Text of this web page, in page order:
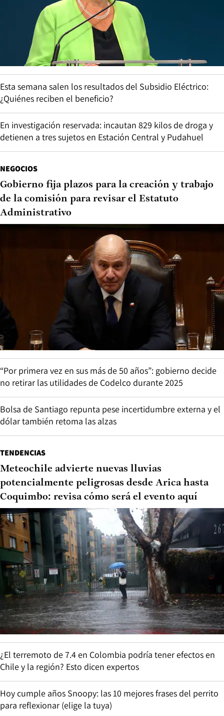
Esta semana salen los resultados del Subsidio Eléctrico:
¿Quiénes reciben el beneficio?
En investigación reservada: incautan 829 kilos de droga y
detienen a tres sujetos en Estación Central y Pudahuel
NEGOCIOS
Gobierno fija plazos para la creación y trabajo
de la comisión para revisar el Estatuto
Administrativo
“Por primera vez en sus más de 50 años”: gobierno decide
no retirar las utilidades de Codelco durante 2025
Bolsa de Santiago repunta pese incertidumbre externa y el
dólar también retoma las alzas
TENDENCIAS
Meteochile advierte nuevas lluvias
potencialmente peligrosas desde Arica hasta
Coquimbo: revisa cómo será el evento aquí
¿El terremoto de 7.4 en Colombia podría tener efectos en
Chile y la región? Esto dicen expertos
Hoy cumple años Snoopy: las 10 mejores frases del perrito
para reflexionar (elige la tuya)